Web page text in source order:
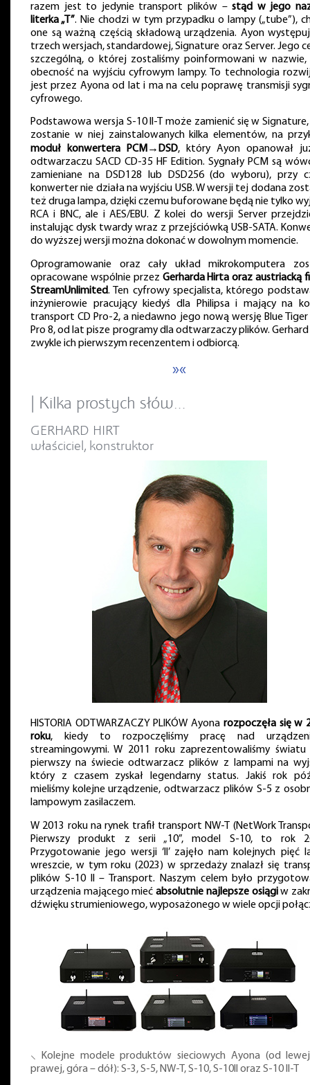
razem jest to jedynie transport plików –stąd w jego
literka „T”. Nie chodzi w tym przypadku o lampy („tube”),
one są ważną częścią składową urządzenia. Ayon
trzech wersjach, standardowej, Signature oraz Server. Jego
szczególną, o której zostaliśmy poinformowani w nazwie,
obecność na wyjściu cyfrowym lampy. To technologia
jest przez Ayona od lat i ma na celu poprawę transmisji
cyfrowego.
Podstawowa wersja S-10 II-T może zamienić się w Signature,
zostanie w niej zainstalowanych kilka elementów, na
moduł konwertera PCM→DSD, który Ayon opanował
odtwarzaczu SACD CD-35 HF Edition. Sygnały PCM są
zamieniane na DSD128 lub DSD256 (do wyboru), przy
konwerter nie działa na wyjściu USB. W wersji tej dodana
też druga lampa, dzięki czemu buforowane będą nie tylko
RCA i BNC, ale i AES/EBU. Z kolei do wersji Server
instalując dysk twardy wraz z przejściówką USB-SATA.
do wyższej wersji można dokonać w dowolnym momencie.
Oprogramowanie oraz cały układ mikrokomputera
opracowane wspólnie przez Gerharda Hirta oraz austriacką
StreamUnlimited. Ten cyfrowy specjalista, którego
inżynierowie pracujący kiedyś dla Philipsa i mający na
transport CD Pro-2, a niedawno jego nową wersję Blue Tiger
Pro 8, od lat pisze programy dla odtwarzaczy plików.
zwykle ich pierwszym recenzentem i odbiorcą.
»«
| Kilka prostych słów…
GERHARD HIRT
właściciel, konstruktor
HISTORIA ODTWARZACZY PLIKÓW Ayona rozpoczęła się w
roku, kiedy to rozpoczęliśmy pracę nad
streamingowymi. W 2011 roku zaprezentowaliśmy światu
pierwszy na świecie odtwarzacz plików z lampami na
który z czasem zyskał legendarny status. Jakiś rok
mieliśmy kolejne urządzenie, odtwarzacz plików S-5 z
lampowym zasilaczem.
W 2013 roku na rynek trafił transport NW-T (NetWork
Pierwszy produkt z serii „10”, model S-10, to rok
Przygotowanie jego wersji ‘II’ zajęło nam kolejnych pięć
wreszcie, w tym roku (2023) w sprzedaży znalazł się
plików S-10 II – Transport. Naszym celem było
urządzenia mającego miećabsolutnie najlepsze osiągiw
dźwięku strumieniowego, wyposażonego w wiele opcji
⸜ Kolejne modele produktów sieciowych Ayona (od
prawej, góra – dół): S-3, S-5, NW-T, S-10, S-10II oraz S-10 II-T